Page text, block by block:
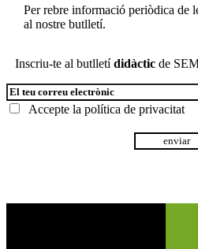
Per rebre informació periòdica de
al nostre butlletí.
Inscriu-te al butlletídidàctic de
Accepte la política de privacitat